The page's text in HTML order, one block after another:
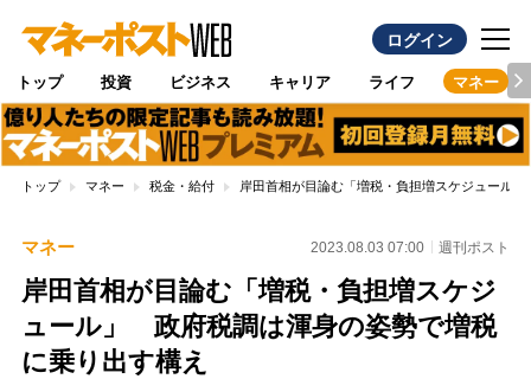
ログイン
トップ 投資 ビジネス キャリア ライフ マネー
トップ マネー 税金・給付 岸田首相が目論む「増税・負担増スケジュール
マネー 2023.08.03 07:00 週刊ポスト
岸田首相が目論む「増税・負担増スケジ
ュール」 政府税調は渾身の姿勢で増税
に乗り出す構え